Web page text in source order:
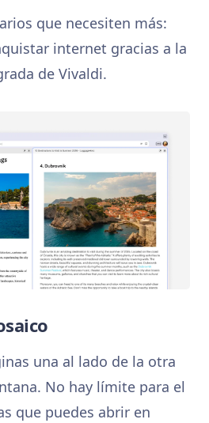
que necesiten más:
internet gracias a la
de Vivaldi.
una al lado de la otra
No hay límite para el
que puedes abrir en